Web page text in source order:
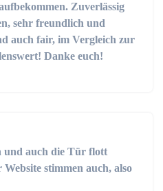
Zuverlässig
sehr freundlich und
auch fair, im Vergleich zur
Danke euch!
und auch die Tür flott
stimmen auch, also